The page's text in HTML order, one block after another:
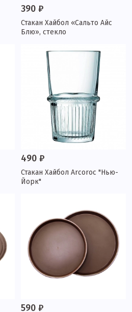
390 ₽
Стакан Хайбол «Сальто Айс
Блю», стекло
490 ₽
Стакан Хайбол Arcoroc "Нью-
Йорк"
590 ₽